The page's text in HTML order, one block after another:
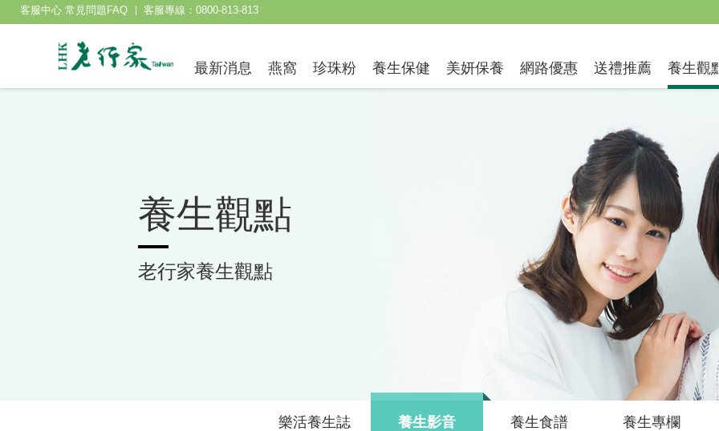
養生觀點
老行家養生觀點
樂活養生誌 養生影音 養生食譜 養生專欄
最新消息 燕窩 珍珠粉 養生保健 美妍保養 網路優惠 送禮推薦 養生觀
客服中心 常見問題FAQ 客服專線：0800-813-813